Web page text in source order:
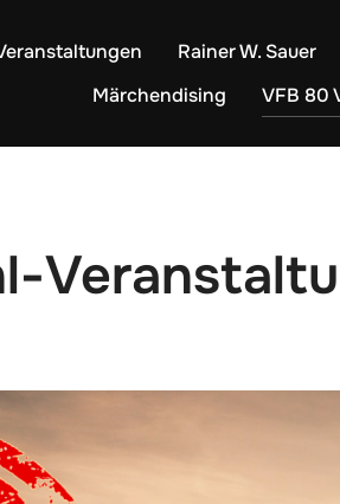
Rainer W. Sauer
Märchendising
VFB 80